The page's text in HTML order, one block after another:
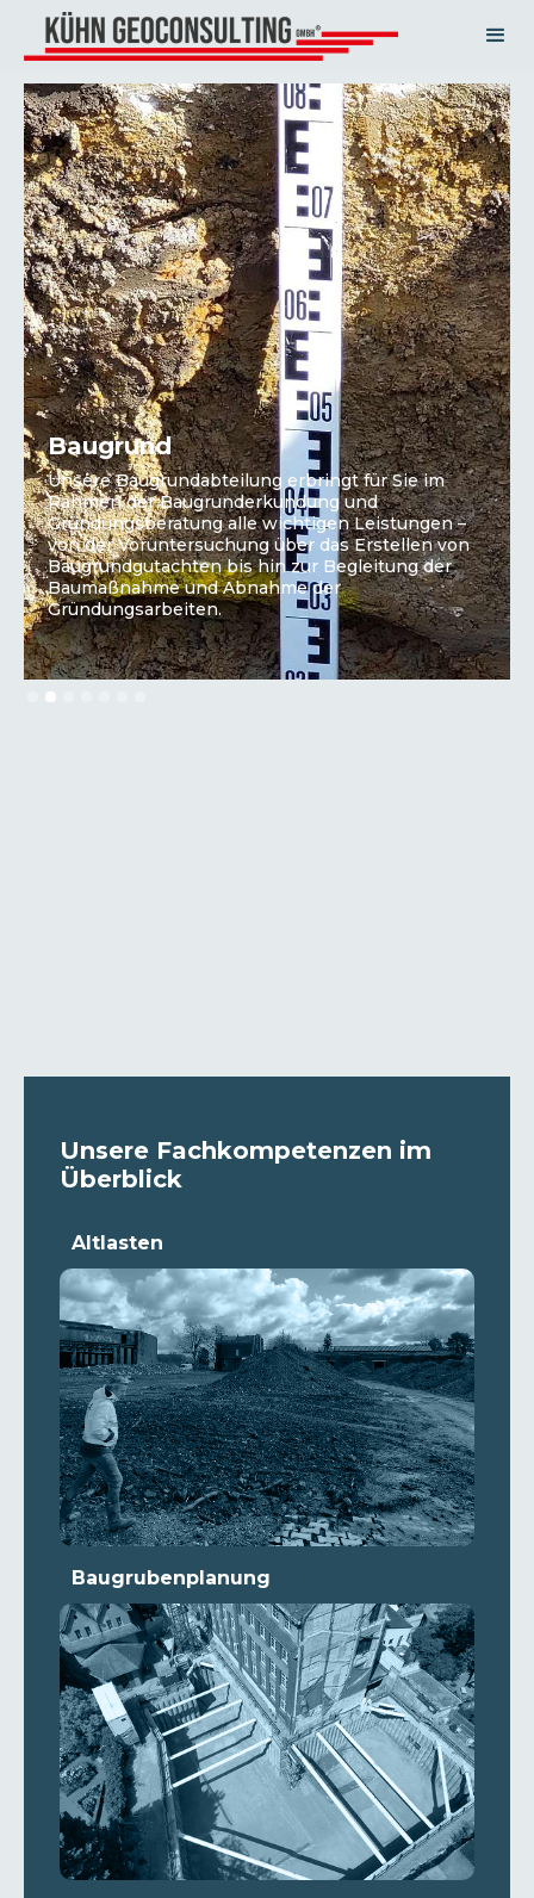
Baugrund
Unsere Baugrundabteilung erbringt für Sie im
Rahmen der Baugrunderkundung und
Gründungsberatung alle wichtigen Leistungen –
von der Voruntersuchung über das Erstellen von
Baugrundgutachten bis hin zur Begleitung der
Baumaßnahme und Abnahme der
Gründungsarbeiten.
Slide 2 of 7.
Unsere Fachkompetenzen im
Überblick
Altlasten
Baugrubenplanung